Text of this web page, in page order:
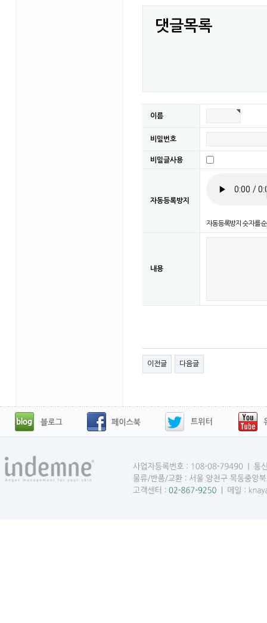
댓글목록
이름
비밀번호
비밀글사용
자동등록방지
자동등록방지 숫자를
내용
이전글 다음글